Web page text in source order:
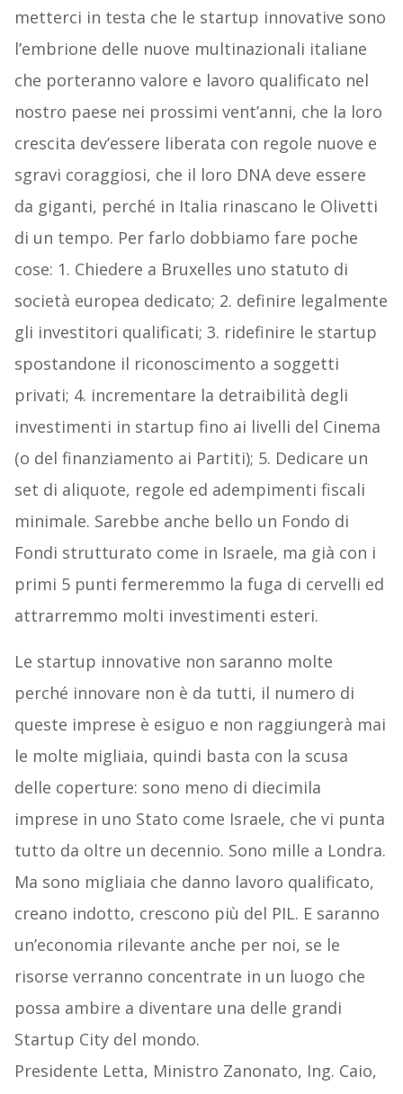
metterci in testa che le startup innovative sono
l’embrione delle nuove multinazionali italiane
che porteranno valore e lavoro qualificato nel
nostro paese nei prossimi vent’anni, che la loro
crescita dev’essere liberata con regole nuove e
sgravi coraggiosi, che il loro DNA deve essere
da giganti, perché in Italia rinascano le Olivetti
di un tempo. Per farlo dobbiamo fare poche
cose: 1. Chiedere a Bruxelles uno statuto di
società europea dedicato; 2. definire legalmente
gli investitori qualificati; 3. ridefinire le startup
spostandone il riconoscimento a soggetti
privati; 4. incrementare la detraibilità degli
investimenti in startup fino ai livelli del Cinema
(o del finanziamento ai Partiti); 5. Dedicare un
set di aliquote, regole ed adempimenti fiscali
minimale. Sarebbe anche bello un Fondo di
Fondi strutturato come in Israele, ma già con i
primi 5 punti fermeremmo la fuga di cervelli ed
attrarremmo molti investimenti esteri.
Le startup innovative non saranno molte
perché innovare non è da tutti, il numero di
queste imprese è esiguo e non raggiungerà mai
le molte migliaia, quindi basta con la scusa
delle coperture: sono meno di diecimila
imprese in uno Stato come Israele, che vi punta
tutto da oltre un decennio. Sono mille a Londra.
Ma sono migliaia che danno lavoro qualificato,
creano indotto, crescono più del PIL. E saranno
un’economia rilevante anche per noi, se le
risorse verranno concentrate in un luogo che
possa ambire a diventare una delle grandi
Startup City del mondo.
Presidente Letta, Ministro Zanonato, Ing. Caio,